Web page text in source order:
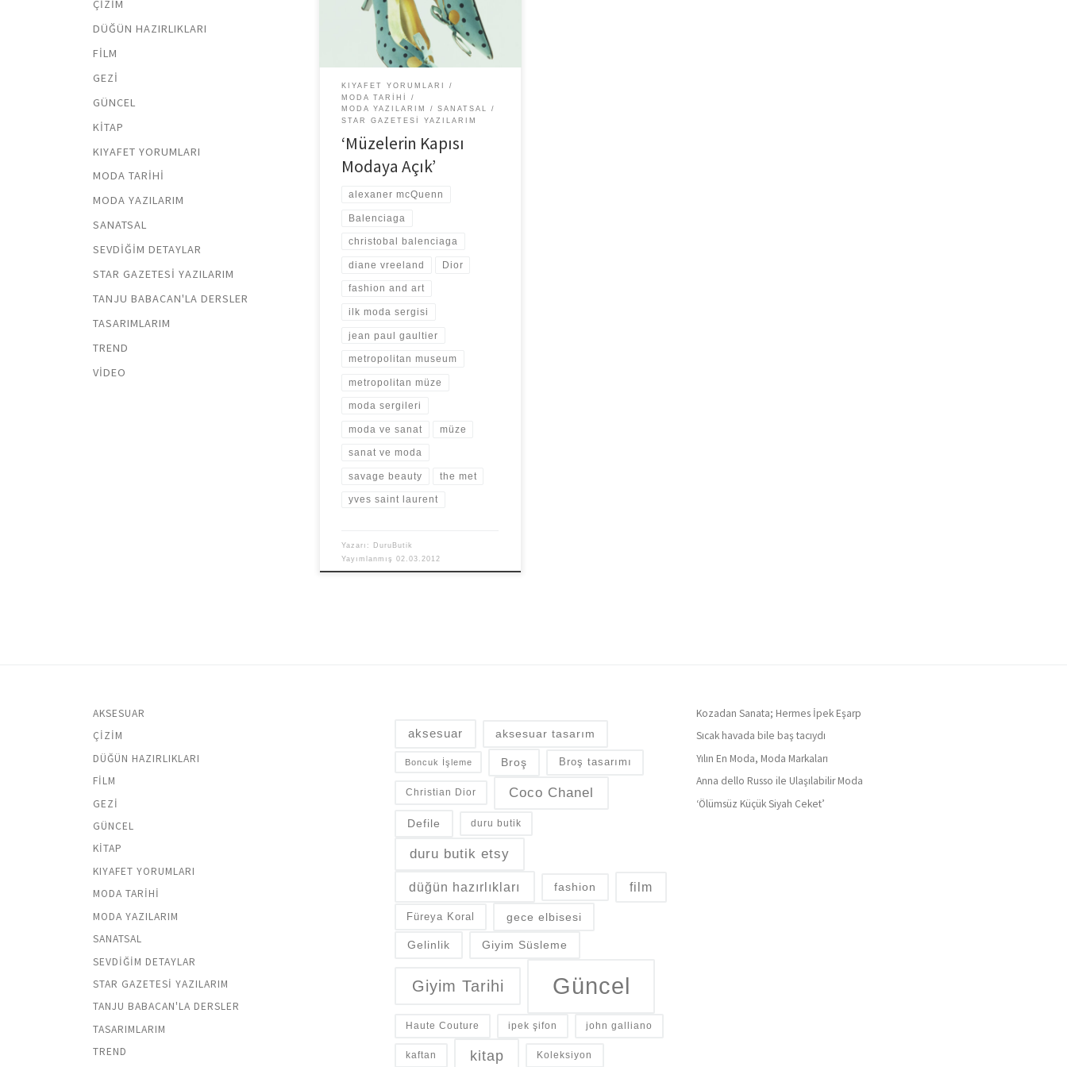
müzeler arasındaki nazlı ilişki
perçinlendi. Kamuoyunun gösterdiği
KIYAFET YORUMLARI
MODA TARIHI
MODA YAZILARIM
SANATSAL
STAR GAZETESI YAZILARIM
‘Müzelerin Kapısı
Modaya Açık’
alexaner mcQuenn
Balenciaga
christobal balenciaga
diane vreeland Dior
fashion and art
ilk moda sergisi
jean paul gaultier
metropolitan museum
metropolitan müze
moda sergileri
moda ve sanat müze
sanat ve moda
savage beauty the met
yves saint laurent
Yazarı: DuruButik
Yayımlanmış02.03.2012
ÇIZIM
DÜĞÜN HAZIRLIKLARI
FILM
GEZI
GÜNCEL
KITAP
KIYAFET YORUMLARI
MODA TARIHI
MODA YAZILARIM
SANATSAL
SEVDIĞIM DETAYLAR
STAR GAZETESI YAZILARIM
TANJU BABACAN'LA DERSLER
TASARIMLARIM
TREND
VIDEO
AKSESUAR
ÇIZIM
DÜĞÜN HAZIRLIKLARI
FILM
GEZI
GÜNCEL
KITAP
KIYAFET YORUMLARI
MODA TARIHI
MODA YAZILARIM
SANATSAL
SEVDIĞIM DETAYLAR
STAR GAZETESI YAZILARIM
TANJU BABACAN'LA DERSLER
TASARIMLARIM
TREND
aksesuar aksesuar tasarım
Boncuk İşleme Broş Broş tasarımı
Christian Dior Coco Chanel
Defile duru butik
duru butik etsy
düğün hazırlıkları fashion film
Füreya Koral gece elbisesi
Gelinlik Giyim Süsleme
Giyim Tarihi Güncel
Haute Couture ipek şifon john galliano
kaftan kitap Koleksiyon
Kozadan Sanata; Hermes İpek Eşarp
Sıcak havada bile baş tacıydı
Yılın En Moda, Moda Markaları
Anna dello Russo ile Ulaşılabilir Moda
‘Ölümsüz Küçük Siyah Ceket’